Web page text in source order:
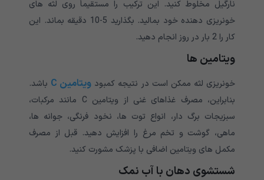
نارگیل مخلوط کنید. این ترکیب را مستقیماً روی لثه های
خونریزی دهنده خود بمالید. بگذارید 5-10 دقیقه بماند. این
کار را 2 بار در روز انجام دهید.
ویتامین ها
خونریزی لثه ممکن است در نتیجه کمبود ویتامین C
باشد.
بنابراین، مصرف غذاهای غنی از ویتامین C مانند مرکبات،
سبزیجات برگ دار، انواع توت ها، نخود فرنگی، جوانه ها،
ماهی، گوشت و تخم مرغ را افزایش دهید. قبل از مصرف
مکمل های ویتامین اضافی با پزشک مشورت کنید.
شستشوی دهان با آب نمک